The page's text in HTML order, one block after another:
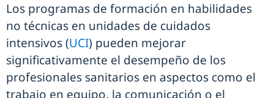
Los programas de formación en habilidades
no técnicas en unidades de cuidados
intensivos (UCI) pueden mejorar
significativamente el desempeño de los
profesionales sanitarios en aspectos como el
trabajo en equipo, la comunicación o el